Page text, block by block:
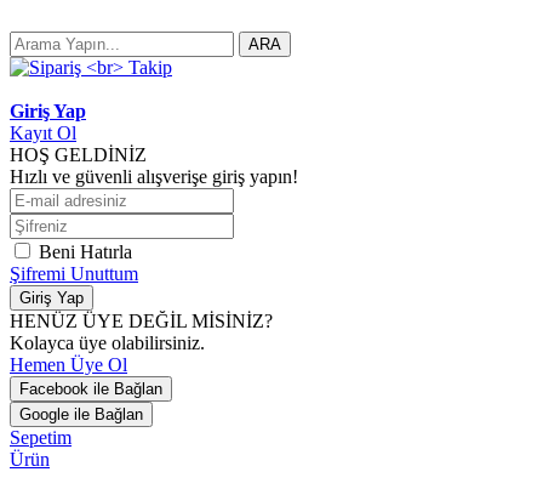
ARA
Giriş Yap
Kayıt Ol
HOŞ GELDİNİZ
Hızlı ve güvenli alışverişe giriş yapın!
Beni Hatırla
Şifremi Unuttum
Giriş Yap
HENÜZ ÜYE DEĞİL MİSİNİZ?
Kolayca üye olabilirsiniz.
Hemen Üye Ol
Facebook ile Bağlan
Google ile Bağlan
Sepetim
Ürün